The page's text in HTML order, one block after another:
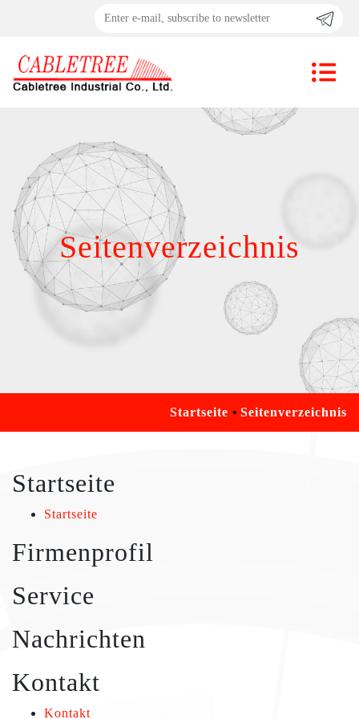
Seitenverzeichnis
Startseite Seitenverzeichnis
Startseite
Startseite
Firmenprofil
Service
Nachrichten
Kontakt
Kontakt